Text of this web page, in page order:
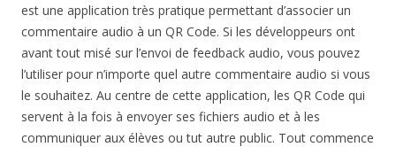
est une application très pratique permettant d’associer un
commentaire audio à un QR Code. Si les développeurs ont
avant tout misé sur l’envoi de feedback audio, vous pouvez
l’utiliser pour n’importe quel autre commentaire audio si vous
le souhaitez. Au centre de cette application, les QR Code qui
servent à la fois à envoyer ses fichiers audio et à les
communiquer aux élèves ou tut autre public. Tout commence